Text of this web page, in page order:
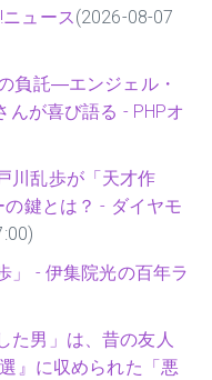
ニュース(2026-08-07
負託―エンジェル・
が喜び語る - PHPオ
川乱歩が「天才作
鍵とは？ - ダイヤモ
」 - 伊集院光の百年ラ
た男」は、昔の友人
』に収められた「悪